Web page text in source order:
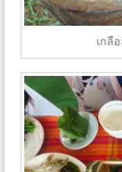
เกลื